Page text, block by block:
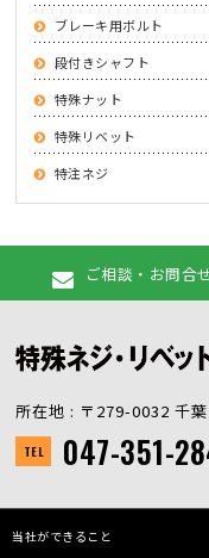
ブレーキ用ボルト
段付きシャフト
特殊ナット
特殊リベット
特注ネジ
ご相談・お問合
所在地 : 〒279-0032 千
TEL 047-351-
当社ができること